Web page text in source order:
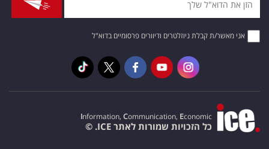
אני מאשר/ת קבלת ניוזלטרים ודיוורים פרסומיים בדוא"ל
Information, Communication, Economic
כל הזכויות שמורות לאתר ICE. ©